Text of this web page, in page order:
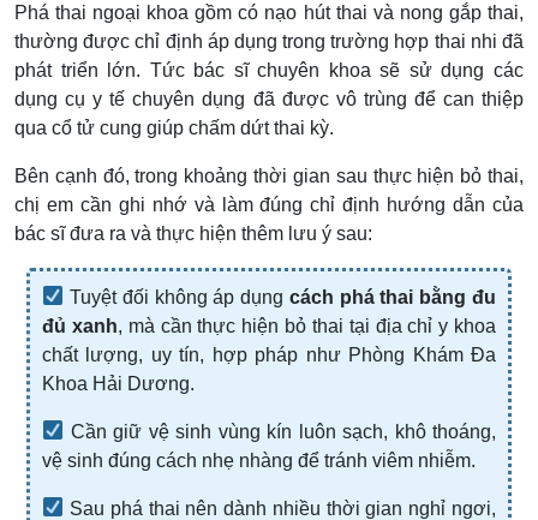
Phá thai ngoại khoa gồm có nạo hút thai và nong gắp thai,
thường được chỉ định áp dụng trong trường hợp thai nhi đã
phát triển lớn. Tức bác sĩ chuyên khoa sẽ sử dụng các
dụng cụ y tế chuyên dụng đã được vô trùng để can thiệp
qua cổ tử cung giúp chấm dứt thai kỳ.
Bên cạnh đó, trong khoảng thời gian sau thực hiện bỏ thai,
chị em cần ghi nhớ và làm đúng chỉ định hướng dẫn của
bác sĩ đưa ra và thực hiện thêm lưu ý sau:
Tuyệt đối không áp dụng cách phá thai bằng đu
đủ xanh, mà cần thực hiện bỏ thai tại địa chỉ y khoa
chất lượng, uy tín, hợp pháp như Phòng Khám Đa
Khoa Hải Dương.
Cần giữ vệ sinh vùng kín luôn sạch, khô thoáng,
vệ sinh đúng cách nhẹ nhàng để tránh viêm nhiễm.
Sau phá thai nên dành nhiều thời gian nghỉ ngơi,